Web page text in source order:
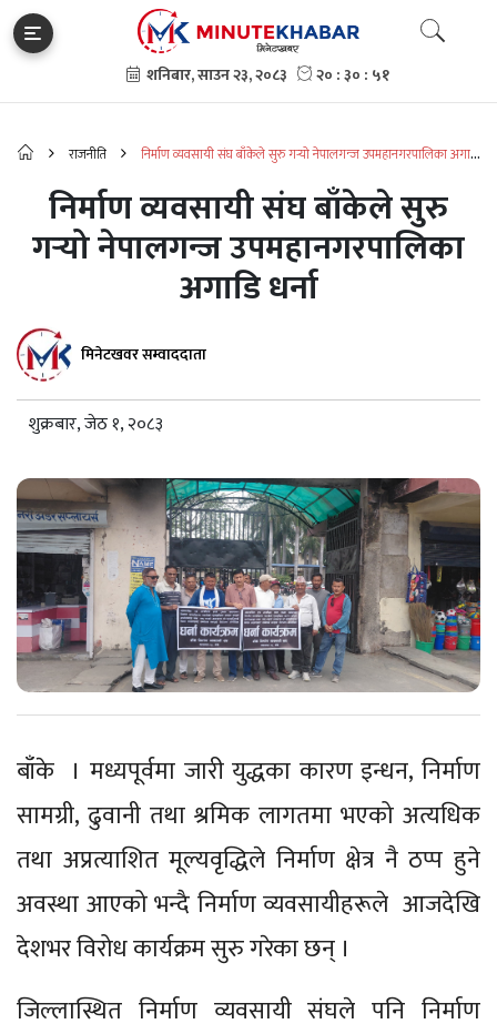
राजनीति
निर्माण व्यवसायी संघ बाँकेले सुरु गर्‍यो नेपालगन्ज उपमहानगरपालिका अगाडि
निर्माण व्यवसायी संघ बाँकेले सुरु
गर्‍यो नेपालगन्ज उपमहानगरपालिका
अगाडि धर्ना
मिनेटखवर सम्वाददाता
शुक्रबार, जेठ १, २०८३
बाँके । मध्यपूर्वमा जारी युद्धका कारण इन्धन, निर्माण
सामग्री, ढुवानी तथा श्रमिक लागतमा भएको अत्यधिक
तथा अप्रत्याशित मूल्यवृद्धिले निर्माण क्षेत्र नै ठप्प हुने
अवस्था आएको भन्दै निर्माण व्यवसायीहरूले आजदेखि
देशभर विरोध कार्यक्रम सुरु गरेका छन् ।
जिल्लास्थित निर्माण व्यवसायी संघले पनि निर्माण